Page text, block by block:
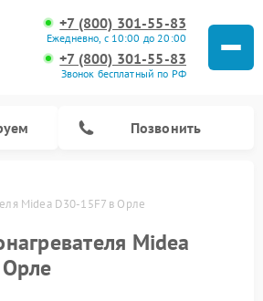
+7 (800) 301-55-83
Ежедневно, с 10:00 до 20:00
+7 (800) 301-55-83
Звонок бесплатный по РФ
Позвонить
Midea D30-15F7 в Орле
Midea